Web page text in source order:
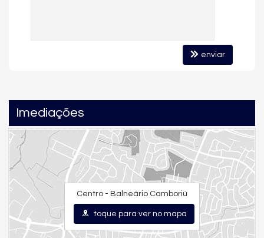
enviar
Imediações
Centro - Balneário Camboriú
toque para ver no mapa